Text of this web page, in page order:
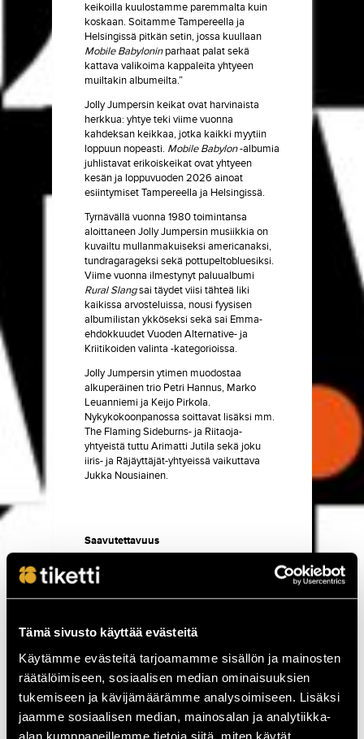
Tämä sivusto käyttää evästeitä
Käytämme evästeitä tarjoamamme sisällön ja mainosten
räätälöimiseen, sosiaalisen median ominaisuuksien
tukemiseen ja kävijämäärämme analysoimiseen. Lisäksi
jaamme sosiaalisen median, mainosalan ja analytiikka-
alan kumppaneillemme tietoja siitä, miten käytät
keikoilla kuulostamme paremmalta kuin
koskaan. Soitamme Tampereella ja
Helsingissä pitkän setin, jossa kuullaan
Mobile Babyloninparhaat palat sekä
kattava valikoima kappaleita yhtyeen
muiltakin albumeilta.”
Jolly Jumpersin keikat ovat harvinaista
herkkua: yhtye teki viime vuonna
kahdeksan keikkaa, jotka kaikki myytiin
loppuun nopeasti. Mobile Babylon-albumia
juhlistavat erikoiskeikat ovat yhtyeen
kesän ja loppuvuoden 2026 ainoat
esiintymiset Tampereella ja Helsingissä.
Tyrnävällä vuonna 1980 toimintansa
aloittaneen Jolly Jumpersin musiikkia on
kuvailtu mullanmakuiseksi americanaksi,
tundragarageksi sekä pottupeltobluesiksi.
Viime vuonna ilmestynyt paluualbumi
Rural Slangsai täydet viisi tähteä liki
kaikissa arvosteluissa, nousi fyysisen
albumilistan ykköseksi sekä sai Emma-
ehdokkuudet Vuoden Alternative- ja
Kriitikoiden valinta -kategorioissa.
Jolly Jumpersin ytimen muodostaa
alkuperäinen trio Petri Hannus, Marko
Leuanniemi ja Keijo Pirkola.
Nykykokoonpanossa soittavat lisäksi mm.
The Flaming Sideburns- ja Riitaoja-
yhtyeistä tuttu Arimatti Jutila sekä joku
iiris- ja Räjäyttäjät-yhtyeissä vaikuttava
Jukka Nousiainen.
Saavutettavuus
Tavastian katutason kerros on esteetön.
Sisäänkäynnillä on pieni kynnys, johon on
saatavilla ramppi. Tilassa on esteetön wc-
erillistä lippua vaan pääsee avustettavan
kanssa samalla normaalilipulla sisään.
Esitäthän pyydettäessä EU:n
vammaiskortin.
Eteispalvelu
Eteispalvelusta veloitamme 4 € per